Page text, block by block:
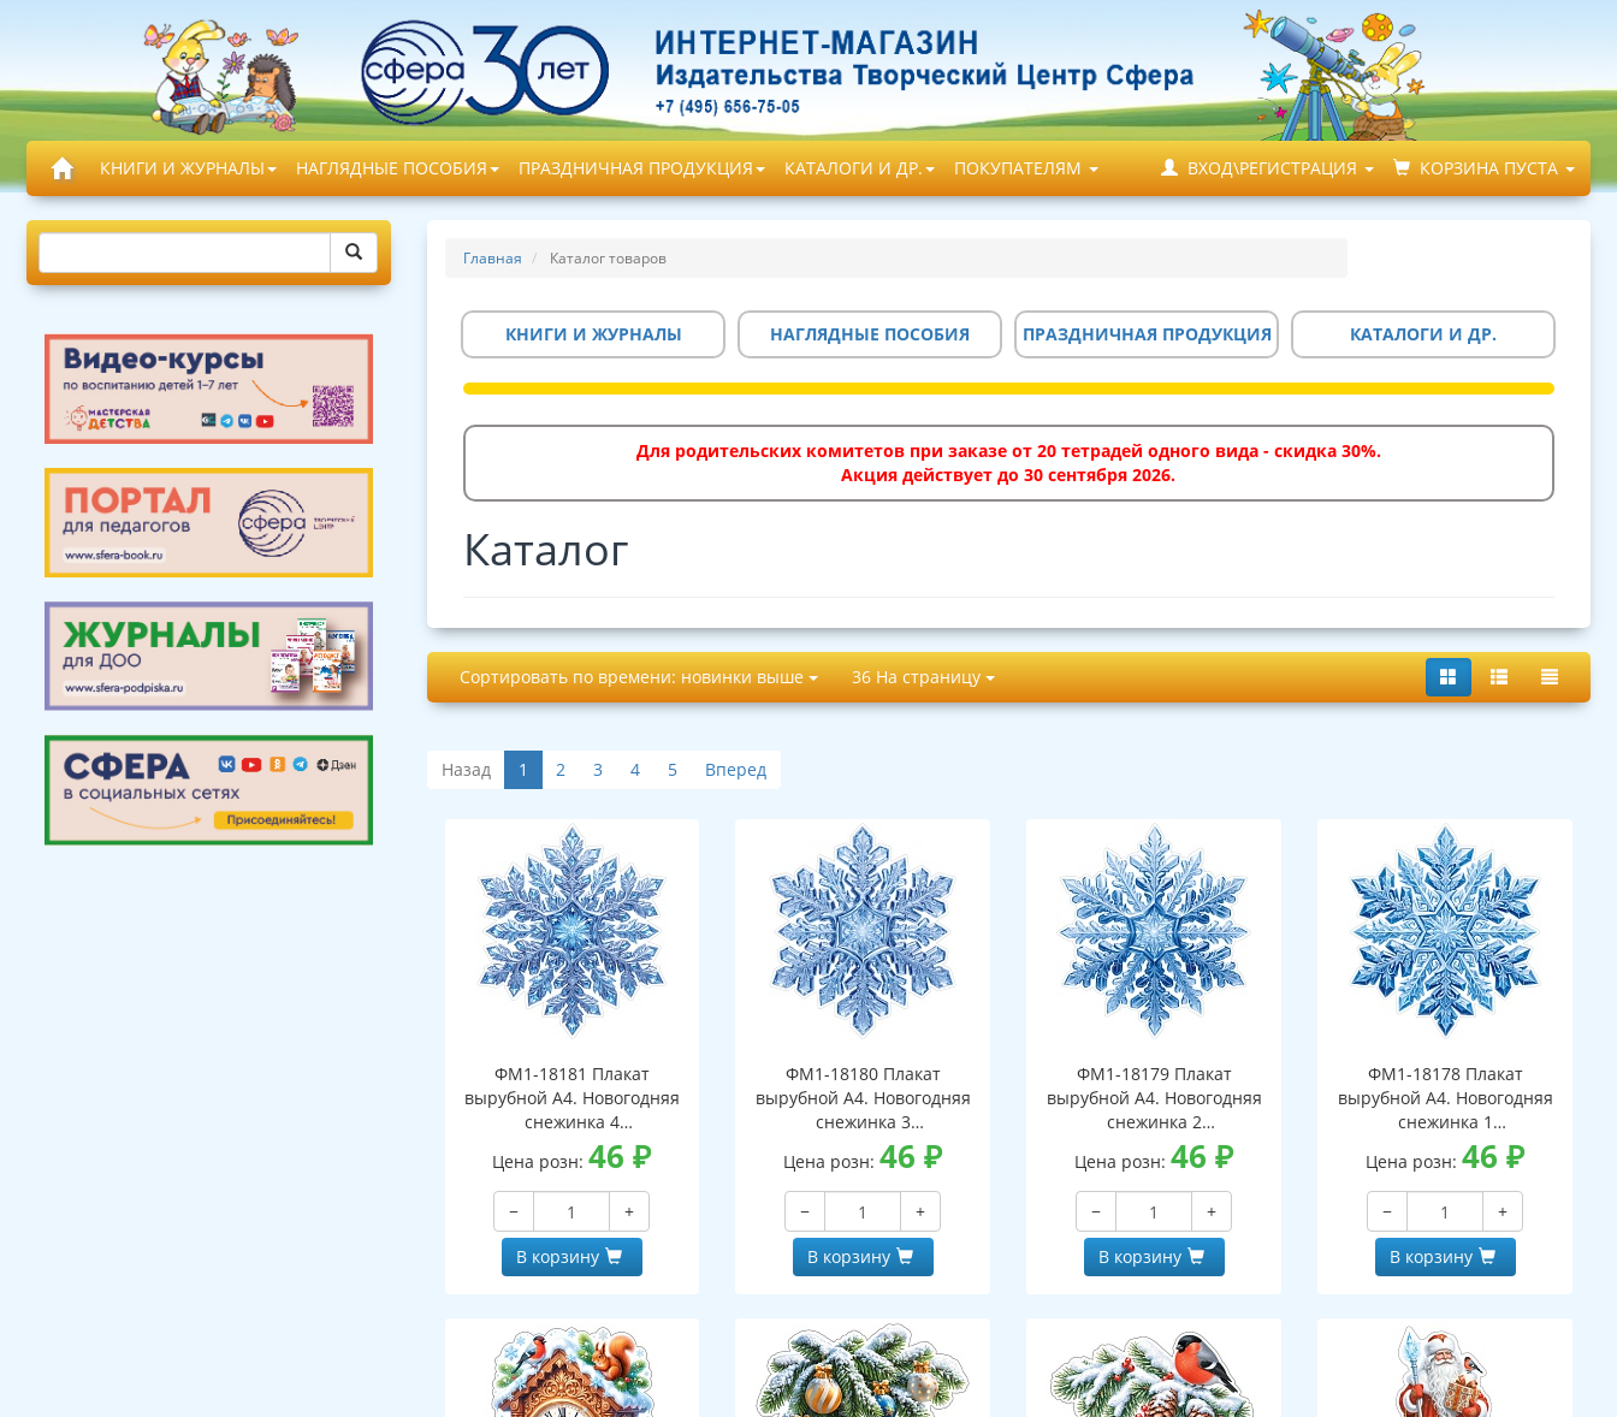
КНИГИ И ЖУРНАЛЫ НАГЛЯДНЫЕ ПОСОБИЯ ПРАЗДНИЧНАЯ ПРОДУКЦИЯ КАТАЛОГИ И ДР. ПОКУПАТЕЛЯМ ВХОД\РЕГИСТРАЦИЯ КОРЗИНА ПУСТА
Главная Каталог товаров
КНИГИ И ЖУРНАЛЫ НАГЛЯДНЫЕ ПОСОБИЯ ПРАЗДНИЧНАЯ ПРОДУКЦИЯ КАТАЛОГИ И ДР.
Для родительских комитетов при заказе от 20 тетрадей одного вида - скидка 30%.
Акция действует до 30 сентября 2026.
Каталог
Сортировать по времени: новинки выше 36 На страницу
Назад 1 2 3 4 5 Вперед
ФМ1-18181 Плакат
вырубной А4. Новогодняя
снежинка 4
(двухсторонний, ВД-лак)
Цена розн:46₽
−
+
В корзину
ФМ1-18180 Плакат
вырубной А4. Новогодняя
снежинка 3
(двухсторонний, ВД-лак)
Цена розн:46₽
−
+
В корзину
ФМ1-18179 Плакат
вырубной А4. Новогодняя
снежинка 2
(двухсторонний, ВД-лак)
Цена розн:46₽
−
+
В корзину
ФМ1-18178 Плакат
вырубной А4. Новогодняя
снежинка 1
(двухсторонний, ВД-лак)
Цена розн:46₽
−
+
В корзину